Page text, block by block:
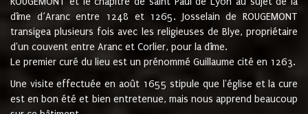
dîme d’Aranc entre 1248 et 1265. Josselain de ROUGEMONT
transigea plusieurs fois avec les religieuses de Blye, propriétaire
d'un couvent entre Aranc et Corlier, pour la dîme.
Le premier curé du lieu est un prénommé Guillaume cité en 1263.
Une visite effectuée en août 1655 stipule que l'église et la cure
est en bon été et bien entretenue, mais nous apprend beaucoup